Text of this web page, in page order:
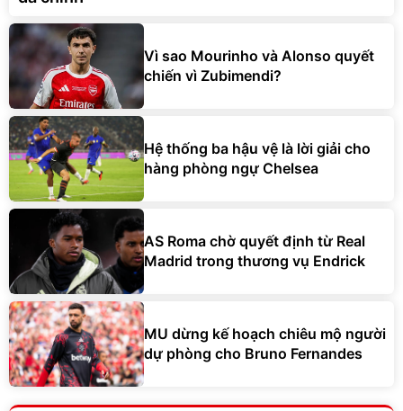
Vì sao Mourinho và Alonso quyết
chiến vì Zubimendi?
Hệ thống ba hậu vệ là lời giải cho
hàng phòng ngự Chelsea
AS Roma chờ quyết định từ Real
Madrid trong thương vụ Endrick
MU dừng kế hoạch chiêu mộ người
dự phòng cho Bruno Fernandes